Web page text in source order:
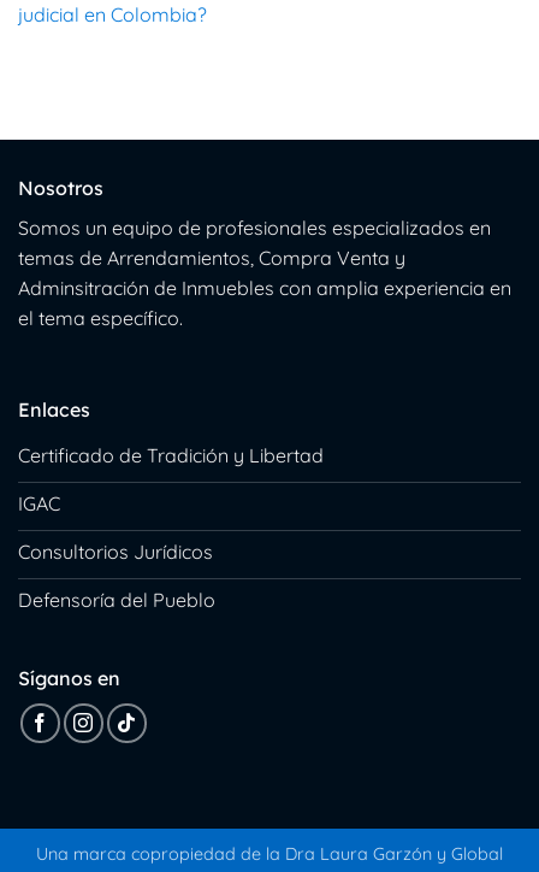
judicial en Colombia?
Nosotros
Somos un equipo de profesionales especializados en
temas de Arrendamientos, Compra Venta y
Adminsitración de Inmuebles con amplia experiencia en
el tema específico.
Enlaces
Certificado de Tradición y Libertad
IGAC
Consultorios Jurídicos
Defensoría del Pueblo
Síganos en
Una marca copropiedad de la Dra Laura Garzón y Global